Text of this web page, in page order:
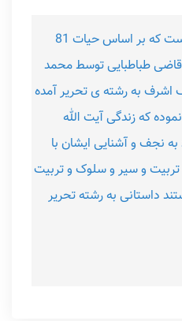
کهکشان نیستی نام رمانی است که بر اساس حیات 81
طباطبایی توسط محمد
به رشته ی تحریر آمده
که زندگی آیت الله
نجف و آشنایی ایشان با
و سیر و سلوک و تربیت
داستانی به رشته تحریر